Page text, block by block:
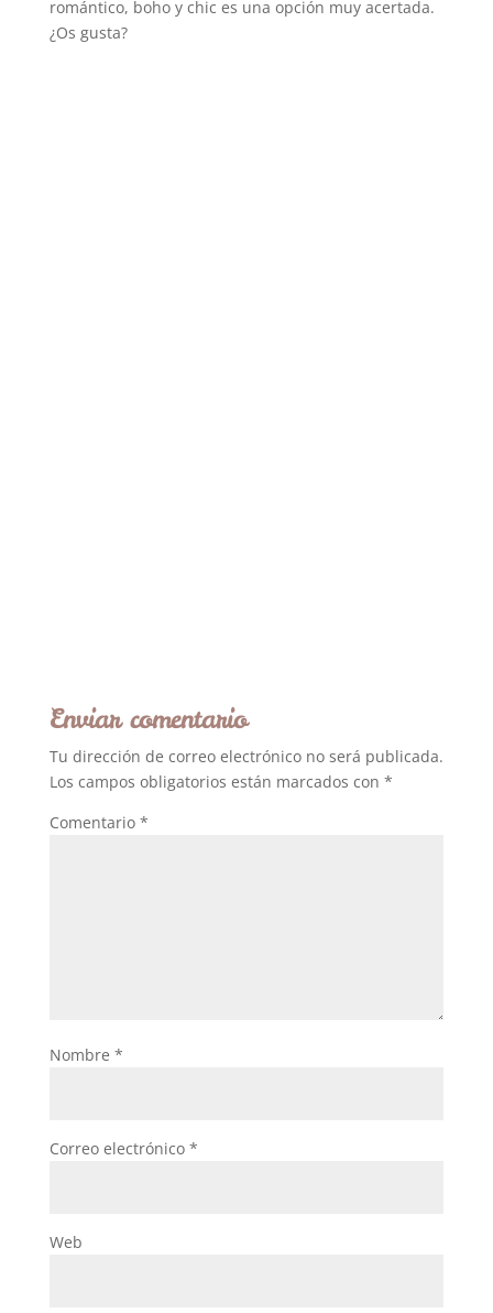
romántico, boho y chic es una opción muy acertada.
¿Os gusta?
Enviar comentario
Tu dirección de correo electrónico no será publicada.
Los campos obligatorios están marcados con *
Comentario *
Nombre *
Correo electrónico *
Web